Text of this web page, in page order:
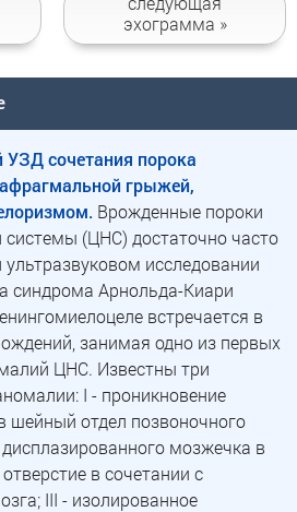
эхограмма »
УЗД сочетания порока
грыжей,
Врожденные пороки
системы (ЦНС) достаточно часто
исследовании
синдрома Арнольда-Киари
встречается в
занимая одно из первых
ЦНС. Известны три
I - проникновение
шейный отдел позвоночного
мозжечка в
в сочетании с
III - изолированное